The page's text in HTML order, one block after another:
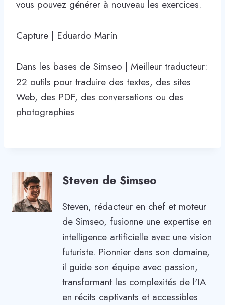
vous pouvez générer à nouveau les exercices.
Capture | Eduardo Marín
Dans les bases de Simseo | Meilleur traducteur:
22 outils pour traduire des textes, des sites
Web, des PDF, des conversations ou des
photographies
Steven de Simseo
Steven, rédacteur en chef et moteur
de Simseo, fusionne une expertise en
intelligence artificielle avec une vision
futuriste. Pionnier dans son domaine,
il guide son équipe avec passion,
transformant les complexités de l'IA
en récits captivants et accessibles